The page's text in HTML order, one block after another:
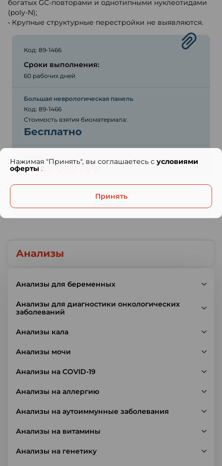
Анализы
Анализы для беременных
Анализы для диагностики онкологических
заболеваний
Анализы кала
Анализы мочи
Анализы на COVID-19
Анализы на аллергию
Анализы на аутоиммунные заболевания
Анализы на витамины
Анализы на генетику
богатых GC-повторами и однотипными нуклеотидами
(poly-N);
• Крупные структурные перестройки не выявляются.
Код: 89-1466
Сроки выполнения:
60 рабочих дней
Большая неврологическая панель
Код: 89-1466
Стоимость взятия биоматериала:
Бесплатно
6 680 000 сум
Нажимая "Принять", вы соглашаетесь с условиями
оферты .
Принять